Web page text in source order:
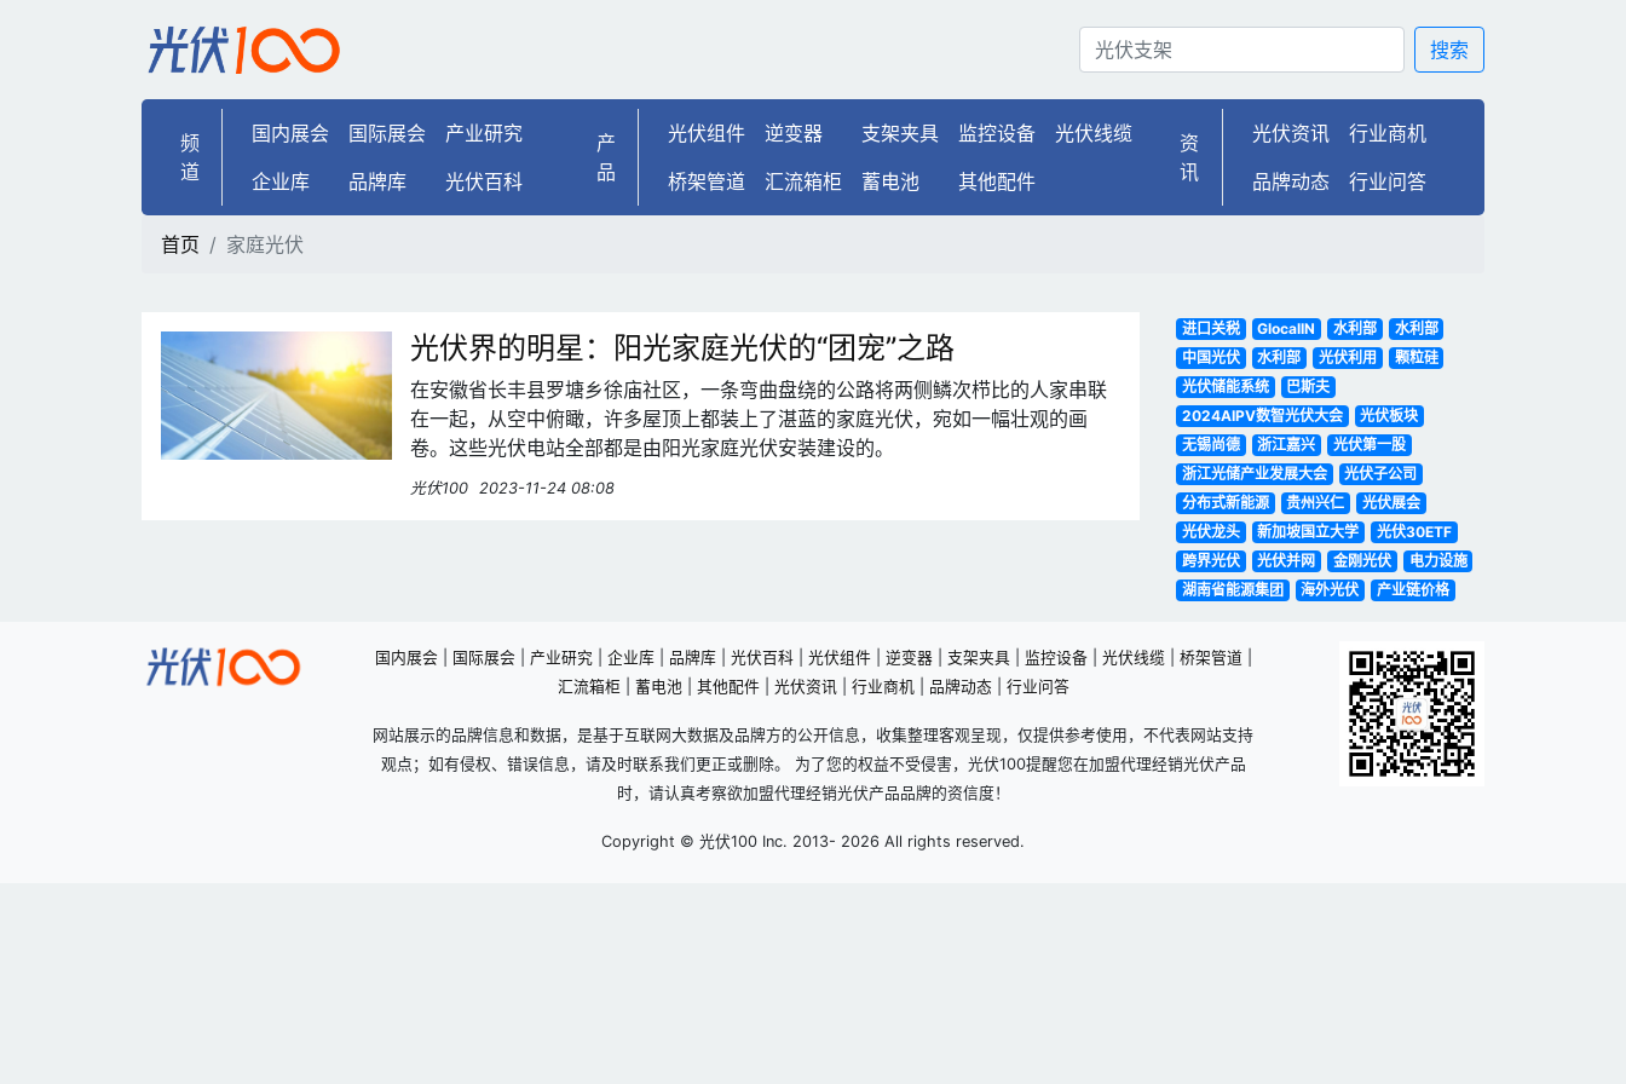
家庭光伏 | 光伏100 搜索
频
道
国内展会 国际展会
产业研究
企业库
品牌库 光伏百科
产
品
光伏组件 逆变器 支架夹具 监控设备
光伏线缆
桥架管道
汇流箱柜 蓄电池 其他配件
资
讯
光伏资讯
行业商机
品牌动态
行业问答
首页 家庭光伏
光伏界的明星：阳光家庭光伏的“团宠”之路
在安徽省长丰县罗塘乡徐庙社区，一条弯曲盘绕的公路将两侧鳞次栉比的人家串联
在一起，从空中俯瞰，许多屋顶上都装上了湛蓝的家庭光伏，宛如一幅壮观的画
卷。这些光伏电站全部都是由阳光家庭光伏安装建设的。
光伏100 2023-11-24 08:08
进口关税 GlocalIN 水利部
水利部
中国光伏
水利部 光伏利用
颗粒硅
光伏储能系统
巴斯夫
2024AIPV数智光伏大会
光伏板块
无锡尚德
浙江嘉兴
光伏第一股
浙江光储产业发展大会
光伏子公司
分布式新能源
贵州兴仁
光伏展会
光伏龙头
新加坡国立大学
光伏30ETF
跨界光伏
光伏并网 金刚光伏
电力设施
湖南省能源集团
海外光伏 产业链价格
国内展会| 国际展会| 产业研究| 企业库| 品牌库| 光伏百科| 光伏组件| 逆变器| 支架夹具| 监控设备| 光伏线缆 桥架管道
汇流箱柜
蓄电池| 其他配件| 光伏资讯| 行业商机| 品牌动态| 行业问答
网站展示的品牌信息和数据，是基于互联网大数据及品牌方的公开信息，收集整理客观呈现，仅提供参考使用，不代表网站支持
观点；如有侵权、错误信息，请及时联系我们更正或删除。 为了您的权益不受侵害，光伏100提醒您在加盟代理经销光伏产品
时，请认真考察欲加盟代理经销光伏产品品牌的资信度！
Copyright © 光伏100 Inc. 2013- 2026 All rights reserved.